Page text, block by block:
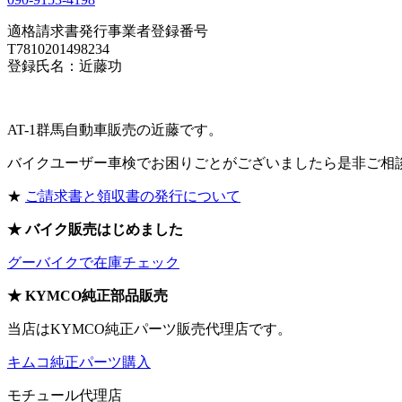
適格請求書発行事業者登録番号
T7810201498234
登録氏名：近藤功
AT-1群馬自動車販売の近藤です。
バイクユーザー車検でお困りごとがございましたら是非ご相
★ ご請求書と領収書の発行について
★ バイク販売はじめました
グーバイクで在庫チェック
★ KYMCO純正部品販売
当店はKYMCO純正パーツ販売代理店です。
キムコ純正パーツ購入
モチュール代理店